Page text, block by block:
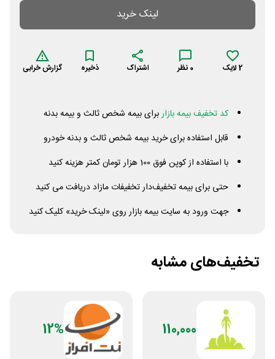
لینک خرید
2لایک 0 نظر اشتراک ذخیره گزارش خرابی
کد تخفیف بیمه بازاربرای بیمه شخص ثالث و بیمه بدنه
قابل استفاده برای خرید بیمه شخص ثالث و بدنه خودرو
با استفاده از کوپن فوق 100 هزار تومان کمتر هزینه کنید
حتی برای بیمه تخفیف‌دار تخفیفات مازاد دریافت می کنید
جهت ورود به سایت بیمه بازار روی «لینک خرید» کلیک کنید
تخفیف‌های مشابه
110,000
12%